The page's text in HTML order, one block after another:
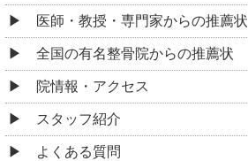
医師・教授・専門家からの推薦状
全国の有名整骨院からの推薦状
院情報・アクセス
スタッフ紹介
よくある質問